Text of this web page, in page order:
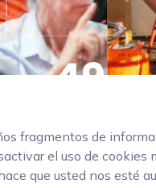
fragmentos de
el uso de
que usted nos esté
49